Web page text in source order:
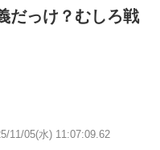
だっけ？むしろ戦
11/05(水) 11:07:09.62